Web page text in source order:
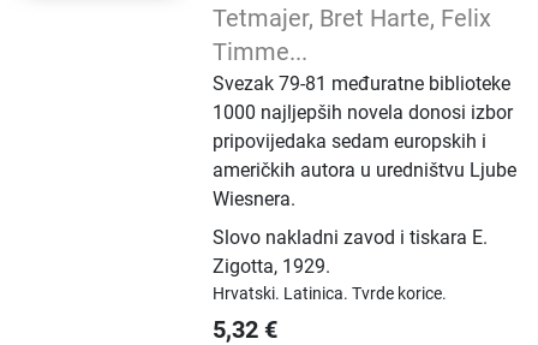
Tetmajer, Bret Harte, Felix
Timme...
Svezak 79-81 međuratne biblioteke
1000 najljepših novela donosi izbor
pripovijedaka sedam europskih i
američkih autora u uredništvu Ljube
Wiesnera.
Slovo nakladni zavod i tiskara E.
Zigotta, 1929.
Hrvatski. Latinica.Tvrde korice.
5,32 €